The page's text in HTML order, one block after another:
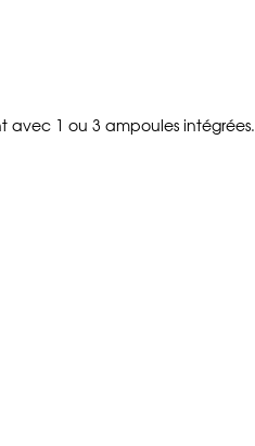
avec 1 ou 3 ampoules intégrées.